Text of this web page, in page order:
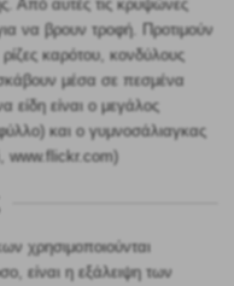
Από αυτές τις κρυψώνες
να βρουν τροφή. Προτιμούν
καρότου, κονδύλους
μέσα σε πεσμένα
είδη είναι ο μεγάλος
και ο γυμνοσάλιαγκας
, www.flickr.com)
χρησιμοποιούνται
είναι η εξάλειψη των